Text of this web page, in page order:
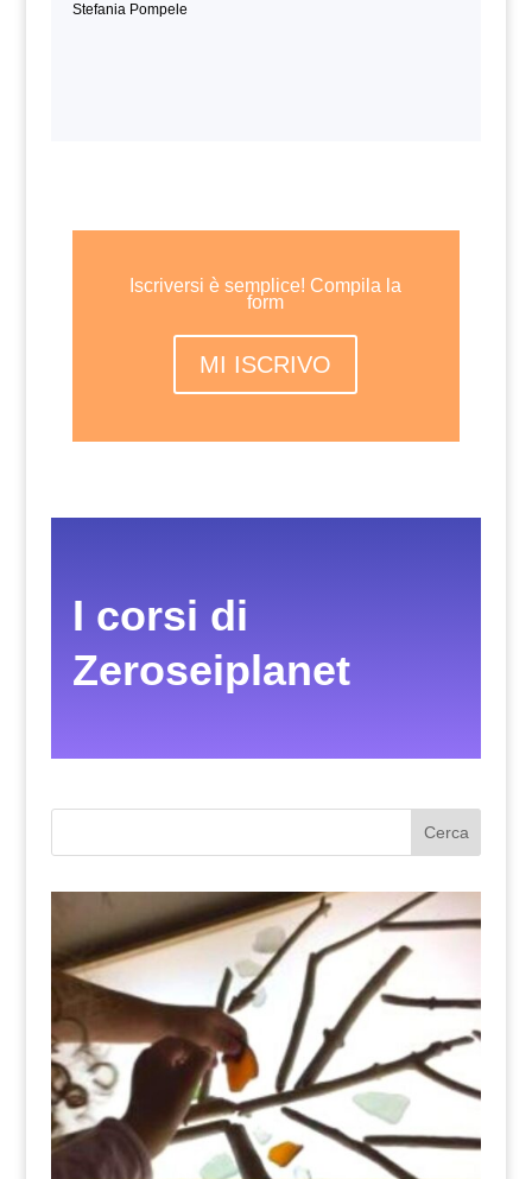
Stefania Pompele
Iscriversi è semplice! Compila la
form
MI ISCRIVO
I corsi di
Zeroseiplanet
Cerca